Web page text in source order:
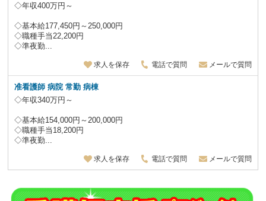
◇年収400万円～
◇基本給177,450円～250,000円
◇職種手当22,200円
◇準夜勤...
求人を保存 電話で質問 メールで質問
准看護師 病院 常勤 病棟
◇年収340万円～
◇基本給154,000円～200,000円
◇職種手当18,200円
◇準夜勤...
求人を保存 電話で質問 メールで質問